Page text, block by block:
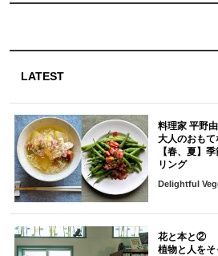
LATEST
料理家 平野
大人のおもて
【春、夏】
リング
Delightful
花と本と②
植物と人を